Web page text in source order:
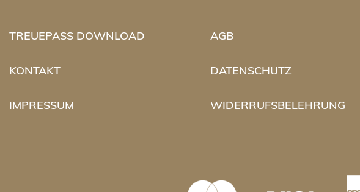
TREUEPASS DOWNLOAD
KONTAKT
IMPRESSUM
AGB
DATENSCHUTZ
WIDERRUFSBELEHRUNG